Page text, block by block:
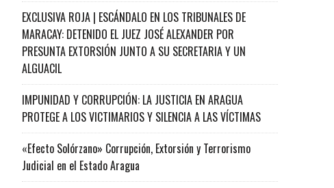
EXCLUSIVA ROJA | ESCÁNDALO EN LOS TRIBUNALES DE
MARACAY: DETENIDO EL JUEZ JOSÉ ALEXANDER POR
PRESUNTA EXTORSIÓN JUNTO A SU SECRETARIA Y UN
ALGUACIL
IMPUNIDAD Y CORRUPCIÓN: LA JUSTICIA EN ARAGUA
PROTEGE A LOS VICTIMARIOS Y SILENCIA A LAS VÍCTIMAS
«Efecto Solórzano» Corrupción, Extorsión y Terrorismo
Judicial en el Estado Aragua